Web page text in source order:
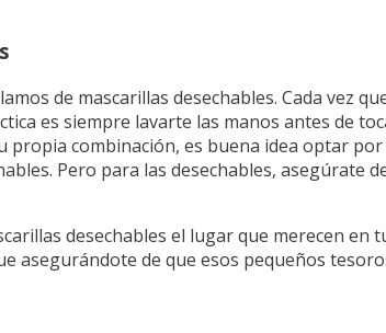
de mascarillas desechables. Cada vez
es siempre lavarte las manos antes de
propia combinación, es buena idea optar por
Pero para las desechables, asegúrate
desechables el lugar que merecen en
asegurándote de que esos pequeños